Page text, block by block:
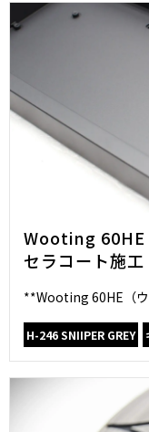
Wooting 60HE
セラコート施工
**Wooting 60HE（ウ
H-246 SNIIPER GREY